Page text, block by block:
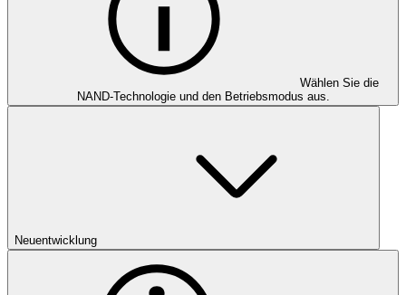
Wählen Sie die
NAND-Technologie und den Betriebsmodus aus.
Neuentwicklung